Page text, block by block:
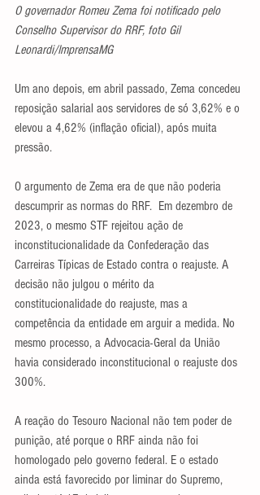
O governador Romeu Zema foi notificado pelo
Conselho Supervisor do RRF, foto Gil
Leonardi/ImprensaMG
Um ano depois, em abril passado, Zema concedeu
reposição salarial aos servidores de só 3,62% e o
elevou a 4,62% (inflação oficial), após muita
pressão.
O argumento de Zema era de que não poderia
descumprir as normas do RRF.  Em dezembro de
2023, o mesmo STF rejeitou ação de
inconstitucionalidade da Confederação das
Carreiras Típicas de Estado contra o reajuste. A
decisão não julgou o mérito da
constitucionalidade do reajuste, mas a
competência da entidade em arguir a medida. No
mesmo processo, a Advocacia-Geral da União
havia considerado inconstitucional o reajuste dos
300%.
A reação do Tesouro Nacional não tem poder de
punição, até porque o RRF ainda não foi
homologado pelo governo federal. E o estado
ainda está favorecido por liminar do Supremo,